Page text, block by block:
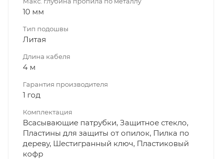
10 мм
Тип подошвы
Литая
Длина кабеля
4 м
Гарантия производителя
1 год
Комплектация
Всасывающие патрубки, Защитное стекло,
Пластины для защиты от опилок, Пилка по
дереву, Шестигранный ключ, Пластиковый
кофр